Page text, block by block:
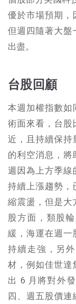
優於市場預期，
但週四隨著大盤
出盡。
台股回顧
本週加權指數如
術面來看，台股
近，且持續保持
的利空消息，將
週因為上方季線
持續上漲趨勢，
縮震盪，但是大
股方面，類股
緩，海運在週一
持續走強，另
材，例如佳世達
出 6 月將對外
四、週五股價連